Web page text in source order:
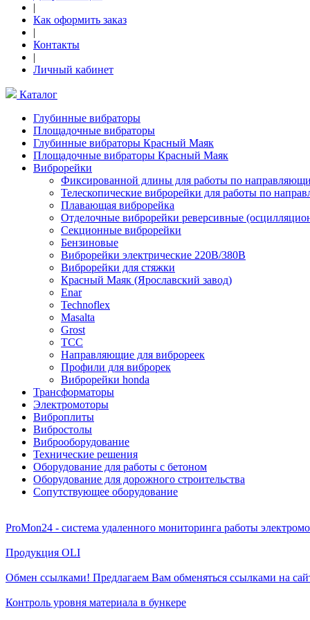
|
Как оформить заказ
|
Контакты
|
Личный кабинет
Каталог
Глубинные вибраторы
Площадочные вибраторы
Глубинные вибраторы Красный Маяк
Площадочные вибраторы Красный Маяк
Виброрейки
Фиксированной длины для работы по
Телескопические виброрейки для работы по
Плавающая виброрейка
Отделочные виброрейки реверсивные
Секционные виброрейки
Бензиновые
Виброрейки электрические 220В/380В
Виброрейки для стяжки
Красный Маяк (Ярославский завод)
Enar
Technoflex
Masalta
Grost
ТСС
Направляющие для виброреек
Профили для виброрек
Виброрейки honda
Трансформаторы
Электромоторы
Виброплиты
Вибростолы
Виброоборудование
Технические решения
Оборудование для работы с бетоном
Оборудование для дорожного строительства
Сопутствующее оборудование
ProMon24 - система удаленного мониторинга работы
Продукция OLI
Обмен ссылками! Предлагаем Вам обменяться ссылками на
Контроль уровня материала в бункере